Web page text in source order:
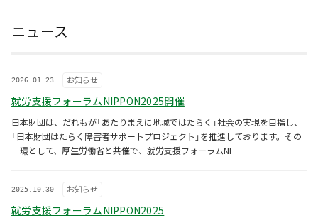
ニュース
2026.01.23 お知らせ
就労支援フォーラムNIPPON2025開催
日本財団は、だれもが「あたりまえに地域ではたらく」社会の実現を目指し、
「日本財団はたらく障害者サポートプロジェクト」を推進しております。その
一環として、厚生労働省と共催で、就労支援フォーラムNI
2025.10.30 お知らせ
就労支援フォーラムNIPPON2025